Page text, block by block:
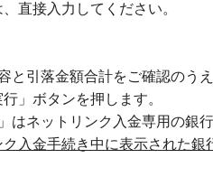
直接入力してください。
と引落金額合計をご確認のう
」ボタンを押します。
はネットリンク入金専用の銀
入金手続き中に表示された銀